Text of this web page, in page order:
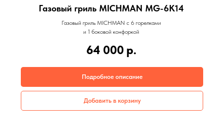
Газовый гриль MICHMAN MG-6K14
Газовый гриль MICHMAN с 6 горелками
и 1 боковой конфоркой
64 000 р.
Подробное описание
Добавить в корзину